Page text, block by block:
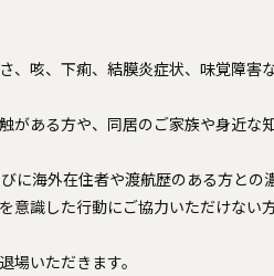
咳、下痢、結膜炎症状、味覚障害
ある方や、同居のご家族や身近な
海外在住者や渡航歴のある方との
識した行動にご協力いただけない
いただきます。